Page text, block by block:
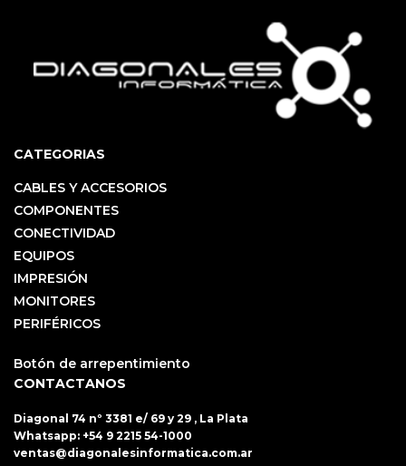
CATEGORIAS
CABLES Y ACCESORIOS
COMPONENTES
CONECTIVIDAD
EQUIPOS
IMPRESIÓN
MONITORES
PERIFÉRICOS
Botón de arrepentimiento
CONTACTANOS
Diagonal 74 nº 3381 e/ 69 y 29 , La Plata
Whatsapp: +54 9 2215 54-1000
ventas@diagonalesinformatica.com.ar